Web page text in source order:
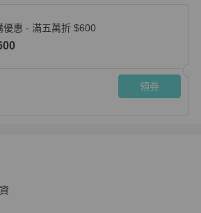
優惠 - 滿五萬折 $600
領券
綠色毛呢大號沙灘包A66941